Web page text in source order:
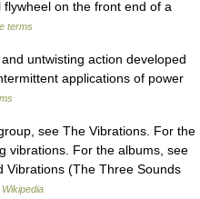
on the front end of a
terms
untwisting action developed
applications of power
see The Vibrations. For the
vibrations. For the albums, see
Vibrations (The Three Sounds
Wikipedia